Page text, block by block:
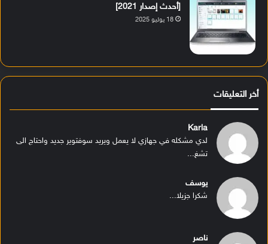
[أحدث إصدار 2021]
18 يوليو 2025
أخر التعليقات
Karla
لدي مشكله في جهازي لا يعمل ويريد سوفتوير جديد واحتاج الى
تشغ...
يوسف
شكرا جزيلا...
ناصر